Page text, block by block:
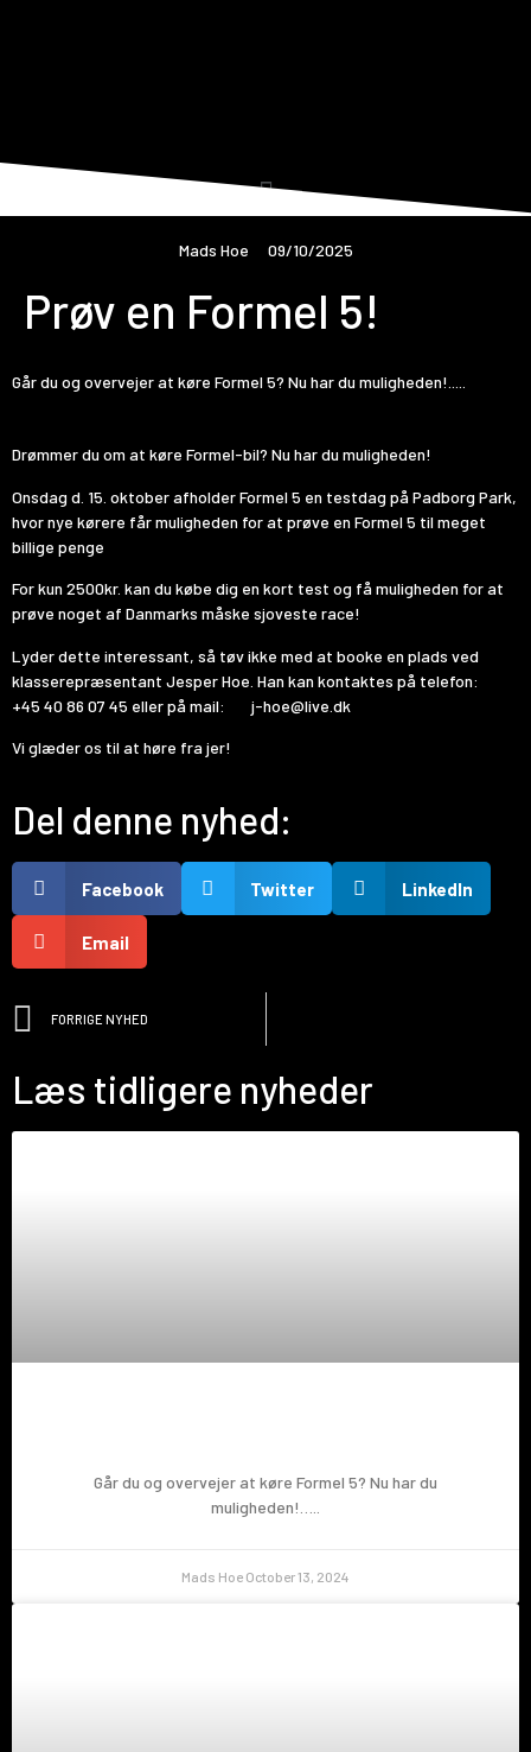
Mads Hoe 09/10/2025
Prøv en Formel 5!
Går du og overvejer at køre Formel 5? Nu har du muligheden!.....
Drømmer du om at køre Formel-bil? Nu har du muligheden!
Onsdag d. 15. oktober afholder Formel 5 en testdag på Padborg Park,
hvor nye kørere får muligheden for at prøve en Formel 5 til meget
billige penge
Forkun 2500kr. kan du købe dig en kort test og få muligheden for at
prøve noget af Danmarks måske sjoveste race!
Lyder dette interessant, så tøv ikke med at booke en plads ved
klasserepræsentant Jesper Hoe. Han kan kontaktes på telefon:
+45 40 86 07 45 eller på mail:
j-hoe@live.dk
Vi glæder os til at høre fra jer!
Del denne nyhed:
Facebook Twitter LinkedIn
Email
FORRIGE NYHED
Læs tidligere nyheder
Går du og overvejer at køre Formel 5? Nu har du
muligheden!…..
Mads Hoe October 13, 2024